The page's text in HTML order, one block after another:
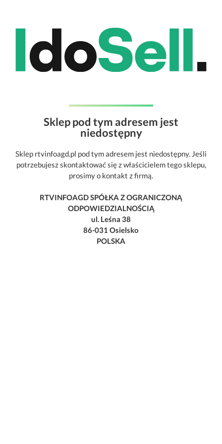
Sklep pod tym adresem jest
niedostępny
Sklep rtvinfoagd.pl pod tym adresem jest niedostępny. Jeśli
potrzebujesz skontaktować się z właścicielem tego sklepu,
prosimy o kontakt z firmą.
RTVINFOAGD SPÓŁKA Z OGRANICZONĄ
ODPOWIEDZIALNOŚCIĄ
ul. Leśna 38
86-031 Osielsko
POLSKA